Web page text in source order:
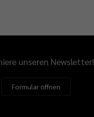
unseren Newsletter!
Formular öffnen